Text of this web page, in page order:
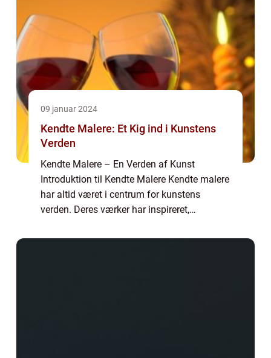
09 januar 2024
Kendte Malere: Et Kig ind i Kunstens
Verden
Kendte Malere – En Verden af Kunst
Introduktion til Kendte Malere Kendte malere
har altid været i centrum for kunstens
verden. Deres værker har inspireret,
tiden. I denne artikel vil vi dykke ned i den